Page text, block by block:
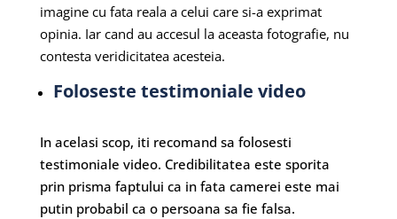
imagine cu fata reala a celui care si-a exprimat
opinia. Iar cand au accesul la aceasta fotografie, nu
contesta veridicitatea acesteia.
Foloseste testimoniale video
In acelasi scop, iti recomand sa folosesti
testimoniale video. Credibilitatea este sporita
prin prisma faptului ca in fata camerei este mai
putin probabil ca o persoana sa fie falsa.